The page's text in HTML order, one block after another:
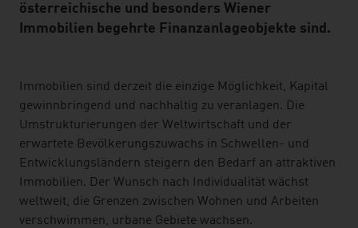
österreichische und besonders Wiener
Immobilien begehrte Finanzanlageobjekte sind.
listen
Immobilien sind derzeit die einzige Möglichkeit, Kapital
gewinnbringend und nachhaltig zu veranlagen. Die
Umstrukturierungen der Weltwirtschaft und der
erwartete Bevölkerungszuwachs in Schwellen- und
Entwicklungsländern steigern den Bedarf an attraktiven
Immobilien. Der Wunsch nach Individualität wächst
weltweit, die Grenzen zwischen Wohnen und Arbeiten
verschwimmen, urbane Gebiete wachsen.